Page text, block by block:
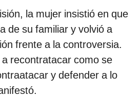
la mujer insistió en que
de su familiar y volvió a
frente a la controversia.
a recontratacar como se
y defender a lo